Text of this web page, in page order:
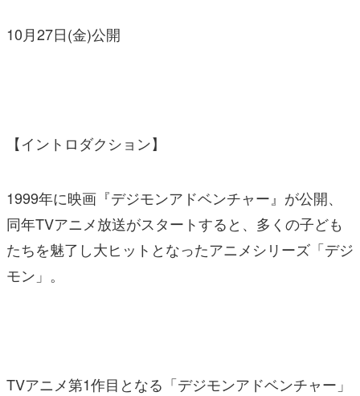
10月27日(金)公開
【イントロダクション】
1999年に映画『デジモンアドベンチャー』が公開、
同年TVアニメ放送がスタートすると、多くの子ども
たちを魅了し大ヒットとなったアニメシリーズ「デジ
モン」。
TVアニメ第1作目となる「デジモンアドベンチャー」